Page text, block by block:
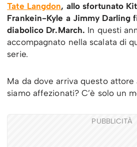
Tate Langdon, allo sfortunato
Frankein-Kyle a Jimmy Darling
diabolico Dr.March. In questi
accompagnato nella scalata di
serie.
Ma da dove arriva questo
siamo affezionati? C’è solo un
PUBBLICITÀ